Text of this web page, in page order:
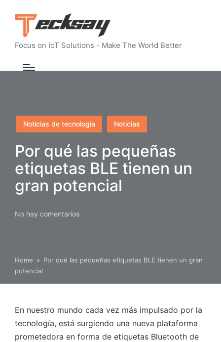
Focus on IoT Solutions - Make The World Better
Publicado
en
Noticias de tecnología Noticias
Por qué las pequeñas
etiquetas BLE tienen un
gran potencial
No hay comentarios
Home » Por qué las pequeñas etiquetas BLE tienen un gran
potencial
En nuestro mundo cada vez más impulsado por la
tecnología, está surgiendo una nueva plataforma
prometedora en forma de etiquetas Bluetooth de